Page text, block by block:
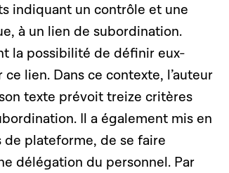
indiquant un contrôle et une
à un lien de subordination.
la possibilité de définir eux-
lien. Dans ce contexte, l’auteur
texte prévoit treize critères
Il a également mis en
plateforme, de se faire
délégation du personnel. Par